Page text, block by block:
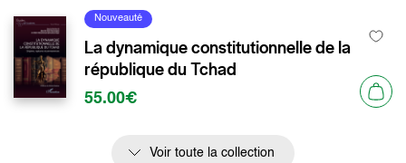
Nouveauté
La dynamique constitutionnelle de la
république du Tchad
55.00€
Voir toute la collection